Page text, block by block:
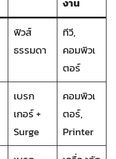
ฟิวส์
ธรรมดา
ทีวี,
คอมพิวเ
ตอร์
เบรก
เกอร์ +
Surge
คอมพิวเ
ตอร์,
Printer